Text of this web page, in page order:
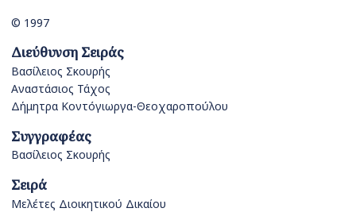
© 1997
Διεύθυνση Σειράς
Βασίλειος Σκουρής
Αναστάσιος Τάχος
Δήμητρα Κοντόγιωργα-Θεοχαροπούλου
Συγγραφέας
Βασίλειος Σκουρής
Σειρά
Μελέτες Διοικητικού Δικαίου